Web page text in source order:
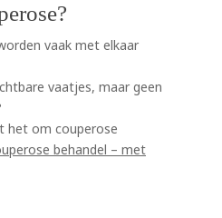
vaak met elkaar
vaatjes, maar geen
het om couperose
behandel – met